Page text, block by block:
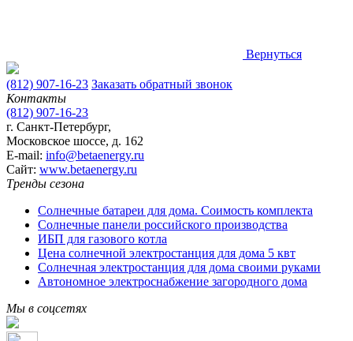
Вернуться
(812) 907-16-23 Заказать обратный звонок
Контакты
(812) 907-16-23
г. Санкт-Петербург,
Московское шоссе, д. 162
E-mail: info@betaenergy.ru
Cайт: www.betaenergy.ru
Тренды сезона
Солнечные батареи для дома. Соимость комплекта
Солнечные панели российского производства
ИБП для газового котла
Цена солнечной электростанция для дома 5 квт
Солнечная электростанция для дома своими руками
Автономное электроснабжение загородного дома
Мы в соцсетях